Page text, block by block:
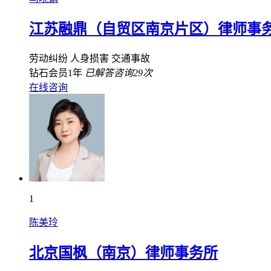
江苏融鼎（自贸区南京片区）律师事
劳动纠纷 人身损害 交通事故
钻石会员1年 已解答咨询29次
在线咨询
1
陈美玲
北京国枫（南京）律师事务所